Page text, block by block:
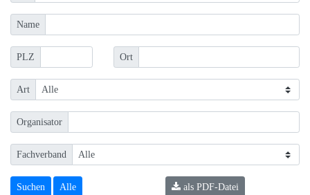
Name
PLZ Ort
Art
Organisator
Fachverband
als PDF-Datei